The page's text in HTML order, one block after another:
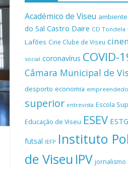
Académico de Viseu ambiente
do Sal Castro Daire CD Tondela
Lafões Cine Clube de Viseu
social coronavírus COVID-
Câmara Municipal de
desporto economia
superior entrevista Escola
Educação de Viseu ESEV
futsal IEFP Instituto
de Viseu IPV jornalismo